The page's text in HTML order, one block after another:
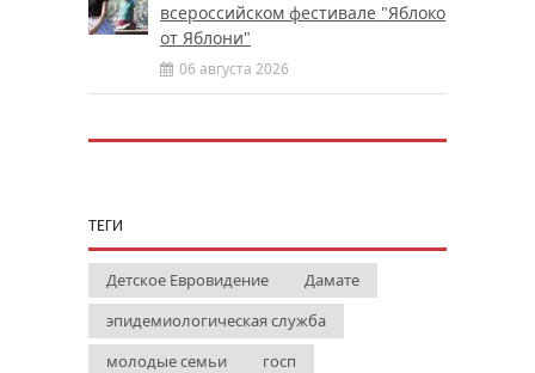
всероссийском фестивале "Яблоко
от Яблони"
06 августа 2026
ТЕГИ
Детское Евровидение
Дамате
эпидемиологическая служба
молодые семьи
госп